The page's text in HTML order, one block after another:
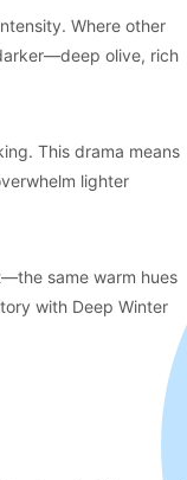
Where other
olive, rich
This drama means
lighter
same warm hues
with Deep Winter